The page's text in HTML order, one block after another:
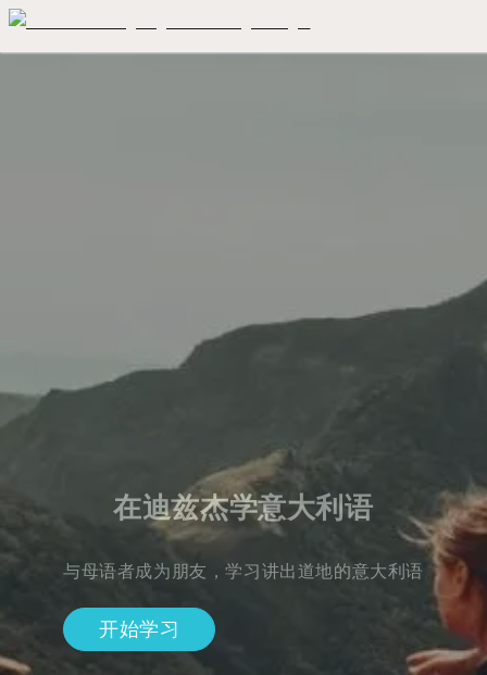
在迪兹杰学意大利语
与母语者成为朋友，学习讲出道地的意大利语
开始学习